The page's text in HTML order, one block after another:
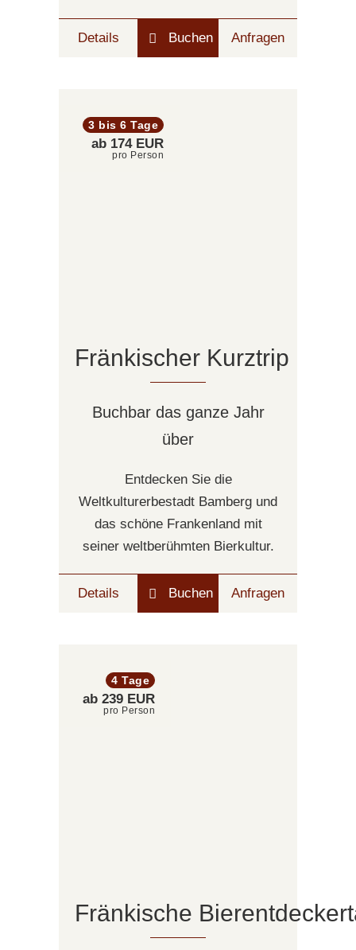
Details Buchen Anfragen
3 bis 6 Tage
ab 174 EUR
pro Person
Fränkischer Kurztrip
Buchbar das ganze Jahr
über
Entdecken Sie die
Weltkulturerbestadt Bamberg und
das schöne Frankenland mit
seiner weltberühmten Bierkultur.
Details Buchen Anfragen
4 Tage
ab 239 EUR
pro Person
Fränkische